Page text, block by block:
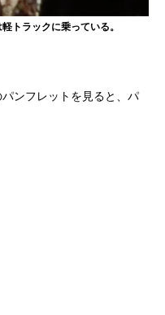
トラックに乗っている。
ンフレットを見ると、パ